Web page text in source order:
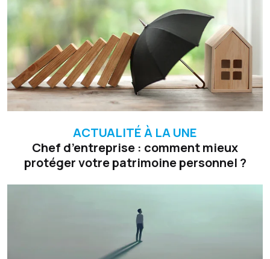
ACTUALITÉ À LA UNE
Chef d’entreprise : comment mieux
protéger votre patrimoine personnel ?